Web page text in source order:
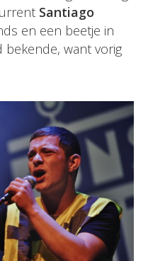
Santiago
en een beetje in
bekende, want vorig